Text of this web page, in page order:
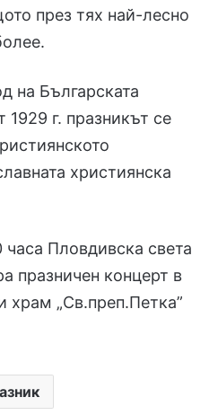
през тях най-лесно
на Българската
1929 г. празникът се
християнска
Пловдивска света
празничен концерт в
храм „Св.преп.Петка”